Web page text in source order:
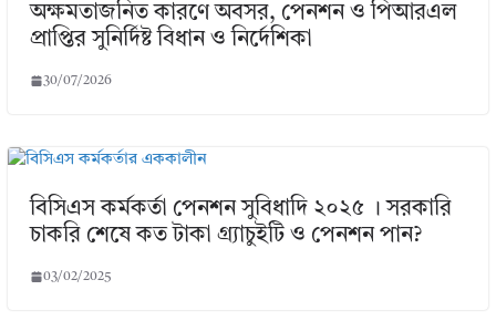
অক্ষমতাজনিত কারণে অবসর, পেনশন ও পিআরএল
প্রাপ্তির সুনির্দিষ্ট বিধান ও নির্দেশিকা
30/07/2026
বিসিএস কর্মকর্তা পেনশন সুবিধাদি ২০২৫ । সরকারি
চাকরি শেষে কত টাকা গ্র্যাচুইটি ও পেনশন পান?
03/02/2025